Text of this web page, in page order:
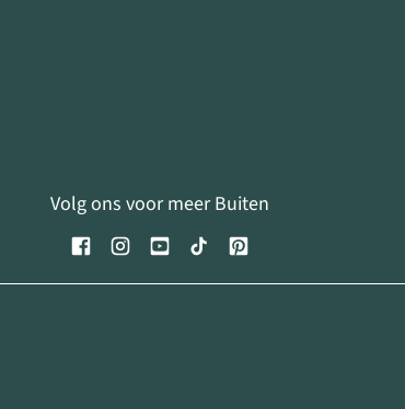
Volg ons voor meer Buiten